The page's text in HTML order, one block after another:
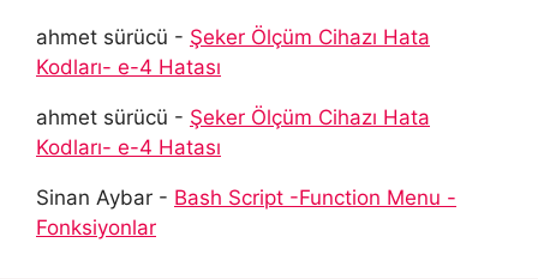
ahmet sürücü - Şeker Ölçüm Cihazı Hata
Kodları- e-4 Hatası
ahmet sürücü - Şeker Ölçüm Cihazı Hata
Kodları- e-4 Hatası
Sinan Aybar - Bash Script -Function Menu -
Fonksiyonlar